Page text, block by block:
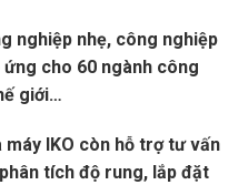
nghiệp nhẹ, công nghiệp
cho 60 ngành công
giới…
máy IKO còn hỗ trợ tư vấn
tích độ rung, lắp đặt